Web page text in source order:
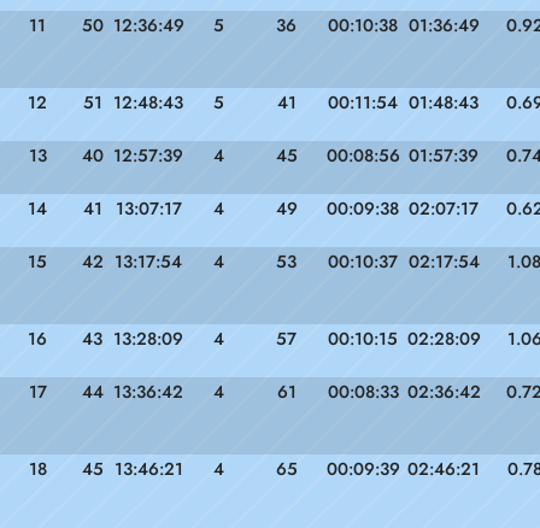
11 50 12:36:49 5 36 00:10:38 01:36:49
12 51 12:48:43 5 41 00:11:54 01:48:43
13 40 12:57:39 4 45 00:08:56 01:57:39
14 41 13:07:17 4 49 00:09:38 02:07:17
15 42 13:17:54 4 53 00:10:37 02:17:54 1.08
16 43 13:28:09 4 57 00:10:15 02:28:09
17 44 13:36:42 4 61 00:08:33 02:36:42
18 45 13:46:21 4 65 00:09:39 02:46:21